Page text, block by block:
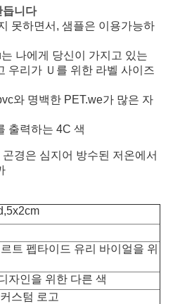
듭니다
못하면서, 샘플은 이용가능하
나에게 당신이 가지고 있는
우리가 Ｕ를 위한 라벨 사이즈
와 명백한 PET.we가 많은 자
출력하는 4C 색
경은 심지어 방수된 저온에서
트 펩타이드 유리 바이얼을 위
자인을 위한 다른 색
스텀 로고